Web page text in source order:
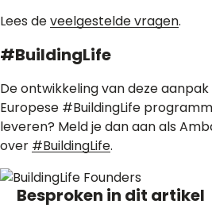
Lees deveelgestelde vragen.
#BuildingLife
De ontwikkeling van deze
Europese #BuildingLife
leveren? Meld je dan aan als
over #BuildingLife.
Besproken in dit artikel